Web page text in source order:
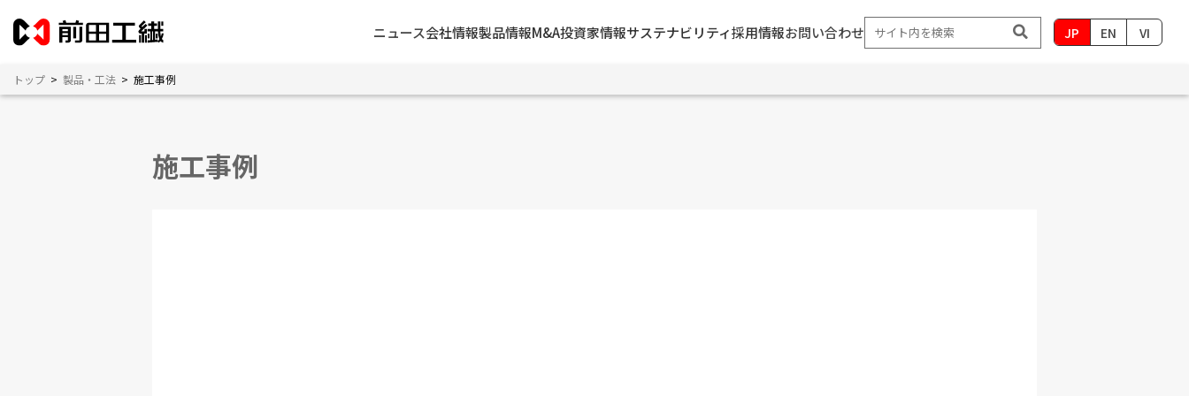
ニュース会社情報製品情報M&A投資家情報サステナビリティ採用情報お問い合わせ JP EN VI
トップ > 製品・工法 > 施工事例
施工事例